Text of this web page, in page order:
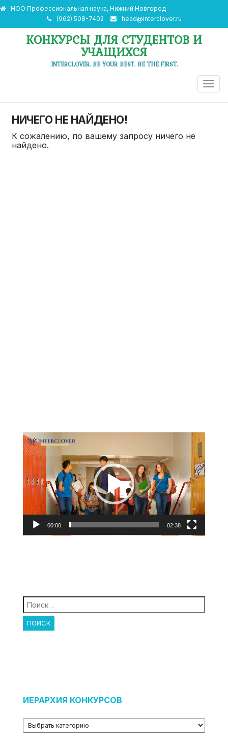
НОО Профессиональная наука, Нижний Новгород
(962) 508-7402
head@interclover.ru
КОНКУРСЫ ДЛЯ СТУДЕНТОВ И
УЧАЩИХСЯ
INTERCLOVER. BE YOUR BEST. BE THE FIRST.
НИЧЕГО НЕ НАЙДЕНО!
К сожалению, по вашему запросу ничего не
найдено.
Видеоплеер
00:00 02:38
Найти:
ИЕРАРХИЯ КОНКУРСОВ